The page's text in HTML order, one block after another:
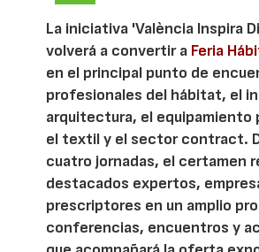
La iniciativa 'València Inspira
volverá a convertir a Feria
en el principal punto de
profesionales del hábitat, el
arquitectura, el equipamiento
el textil y el sector contract.
cuatro jornadas, el certamen
destacados expertos,
prescriptores en un amplio
conferencias, encuentros y